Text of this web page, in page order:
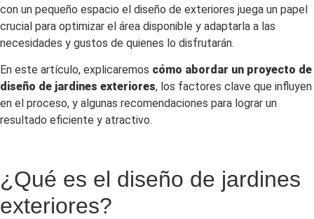
con un pequeño espacio el diseño de exteriores juega un papel
crucial para optimizar el área disponible y adaptarla a las
necesidades y gustos de quienes lo disfrutarán.
En este artículo, explicaremos cómo abordar un proyecto de
diseño de jardines exteriores, los factores clave que influyen
en el proceso, y algunas recomendaciones para lograr un
resultado eficiente y atractivo.
¿Qué es el diseño de jardines
exteriores?